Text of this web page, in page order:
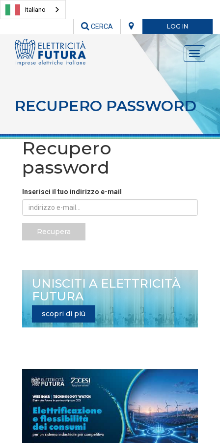
Italiano
LOG IN
CERCA
Toggle
RECUPERO PASSWORD
Recupero
password
Inserisci il tuo indirizzo e-mail
Recupera
UNISCITI A ELETTRICITÀ
FUTURA
scopri di più